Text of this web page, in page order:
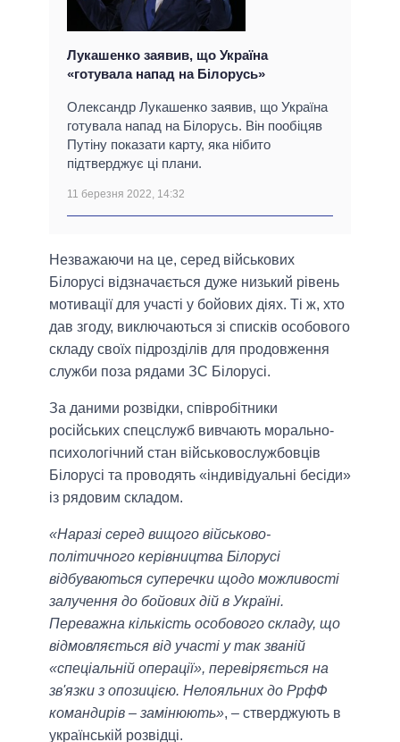
Лукашенко заявив, що Україна
«готувала напад на Білорусь»
Олександр Лукашенко заявив, що Україна
готувала напад на Білорусь. Він пообіцяв
Путіну показати карту, яка нібито
підтверджує ці плани.
11 березня 2022, 14:32
Незважаючи на це, серед військових
Білорусі відзначається дуже низький рівень
мотивації для участі у бойових діях. Ті ж, хто
дав згоду, виключаються зі списків особового
складу своїх підрозділів для продовження
служби поза рядами ЗС Білорусі.
За даними розвідки, співробітники
російських спецслужб вивчають морально-
психологічний стан військовослужбовців
Білорусі та проводять «індивідуальні бесіди»
із рядовим складом.
«Наразі серед вищого військово-
політичного керівництва Білорусі
відбуваються суперечки щодо можливості
залучення до бойових дій в Україні.
Переважна кількість особового складу, що
відмовляється від участі у так званій
«спеціальній операції», перевіряється на
зв'язки з опозицією. Нелояльних до РрфФ
командирів – замінюють», – стверджують в
українській розвідці.